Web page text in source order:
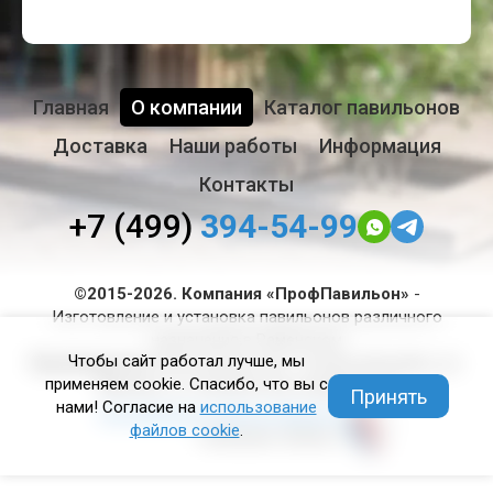
Главная О компании
Каталог павильонов
Доставка
Наши работы
Информация
Контакты
+7 (499)394-54-99
©2015-2026. Компания «ПрофПавильон» -
Изготовление и установка павильонов различного
Производство:Московская обл., Ступинский район, рп.
Михнево, ул. Донбасская, владение 75
Продвижение сайтов и бизнеса
Компания «Вэбас»
Чтобы сайт работал лучше, мы
применяем cookie. Спасибо, что вы с
нами! Согласие на использование
файлов cookie.
Принять